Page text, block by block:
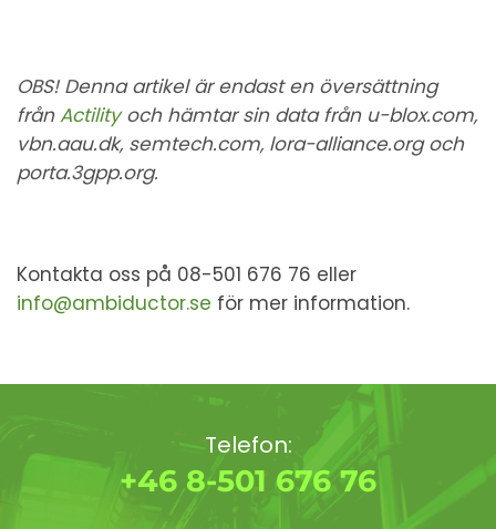
OBS! Denna artikel är endast en översättning
frånActilityoch hämtar sin data från u-blox.com,
vbn.aau.dk, semtech.com, lora-alliance.org och
porta.3gpp.org.
Kontakta oss på 08-501 676 76 eller
info@ambiductor.se för mer information.
Telefon:
+46 8-501 676 76